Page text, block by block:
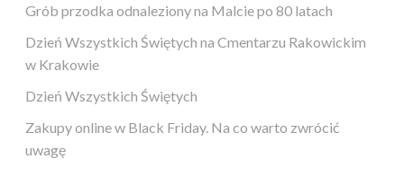
Grób przodka odnaleziony na Malcie po 80 latach
Dzień Wszystkich Świętych na Cmentarzu Rakowickim
w Krakowie
Dzień Wszystkich Świętych
Zakupy online w Black Friday. Na co warto zwrócić
uwagę